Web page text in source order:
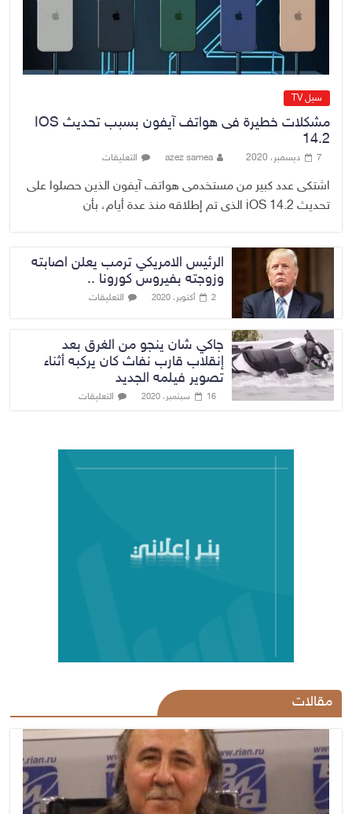
ويشدد على ضرورة إنجازها
سيل TV
مشكلات خطيرة فى هواتف آيفون بسبب تحديث IOS
14.2
7 ديسمبر، 2020 azez samea التعليقات
اشتكى عدد كبير من مستخدمى هواتف آيفون الذين حصلوا على
تحديث iOS 14.2 الذى تم إطلاقه منذ عدة أيام، بأن
الرئيس الامريكي ترمب يعلن اصابته
وزوجته بفيروس كورونا ..
2 أكتوبر، 2020 التعليقات
جاكي شان ينجو من الغرق بعد
إنقلاب قارب نفاث كان يركبه أثناء
تصوير فيلمه الجديد
16 سبتمبر، 2020 التعليقات
مقالات